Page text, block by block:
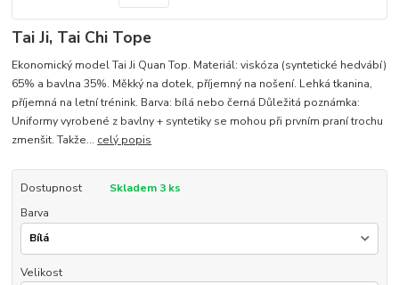
Tai Ji, Tai Chi Tope
Ekonomický model Tai Ji Quan Top. Materiál: viskóza (syntetické hedvábí)
65% a bavlna 35%. Měkký na dotek, příjemný na nošení. Lehká tkanina,
příjemná na letní trénink. Barva: bílá nebo černá Důležitá poznámka:
Uniformy vyrobené z bavlny + syntetiky se mohou při prvním praní trochu
zmenšit. Takže... celý popis
Dostupnost
Skladem 3 ks
Barva
Velikost